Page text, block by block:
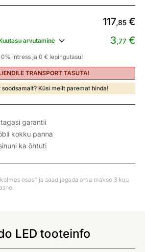
117,85 €
arvutamine 3,77 €
intress ja 0 € lepingutasu!
TRANSPORT TASUTA!
soodsamalt? Küsi meilt paremat hinda!
garantii
kokku panna
ka õhtuti
osas" ja saad jagada oma makse 3 kuu
LED tooteinfo